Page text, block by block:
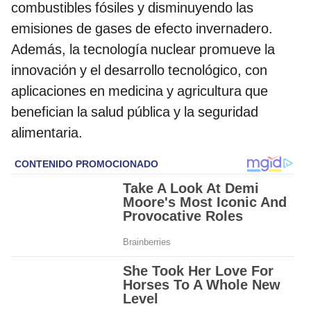
combustibles fósiles y disminuyendo las
emisiones de gases de efecto invernadero.
Además, la tecnología nuclear promueve la
innovación y el desarrollo tecnológico, con
aplicaciones en medicina y agricultura que
benefician la salud pública y la seguridad
alimentaria.